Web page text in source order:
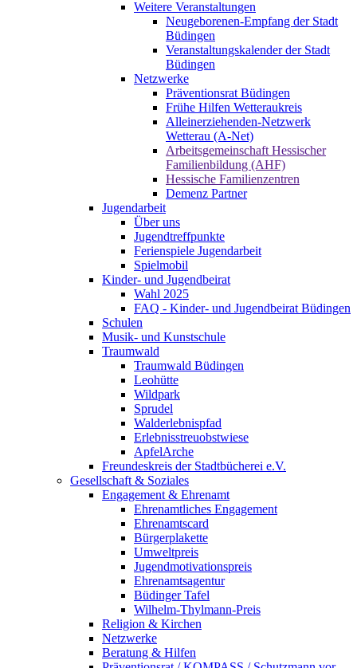
Weitere Veranstaltungen
Neugeborenen-Empfang der Stadt
Büdingen
Veranstaltungskalender der Stadt
Büdingen
Netzwerke
Präventionsrat Büdingen
Frühe Hilfen Wetteraukreis
Alleinerziehenden-Netzwerk
Wetterau (A-Net)
Arbeitsgemeinschaft Hessischer
Familienbildung (AHF)
Hessische Familienzentren
Demenz Partner
Jugendarbeit
Über uns
Jugendtreffpunkte
Ferienspiele Jugendarbeit
Spielmobil
Kinder- und Jugendbeirat
Wahl 2025
FAQ - Kinder- und Jugendbeirat Büdingen
Schulen
Musik- und Kunstschule
Traumwald
Traumwald Büdingen
Leohütte
Wildpark
Sprudel
Walderlebnispfad
Erlebnisstreuobstwiese
ApfelArche
Freundeskreis der Stadtbücherei e.V.
Gesellschaft & Soziales
Engagement & Ehrenamt
Ehrenamtliches Engagement
Ehrenamtscard
Bürgerplakette
Umweltpreis
Jugendmotivationspreis
Ehrenamtsagentur
Büdinger Tafel
Wilhelm-Thylmann-Preis
Religion & Kirchen
Netzwerke
Beratung & Hilfen